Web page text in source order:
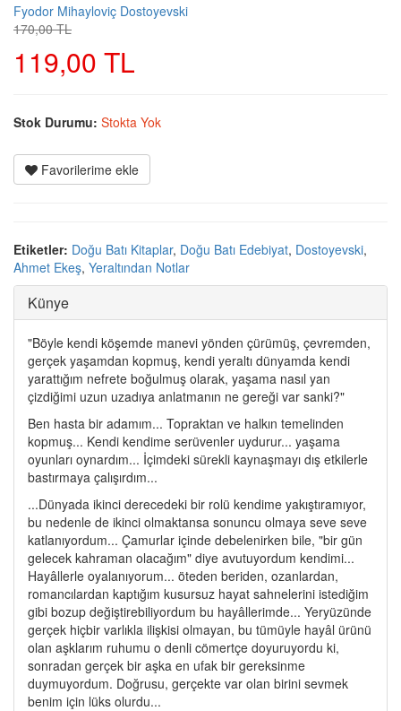
Fyodor Mihayloviç Dostoyevski
170,00 TL
119,00 TL
Stok Durumu: Stokta Yok
Favorilerime ekle
Etiketler: Doğu Batı Kitaplar, Doğu Batı Edebiyat, Dostoyevski,
Ahmet Ekeş, Yeraltından Notlar
Künye
"Böyle kendi köşemde manevi yönden çürümüş, çevremden,
gerçek yaşamdan kopmuş, kendi yeraltı dünyamda kendi
yarattığım nefrete boğulmuş olarak, yaşama nasıl yan
çizdiğimi uzun uzadıya anlatmanın ne gereği var sanki?"
Ben hasta bir adamım... Topraktan ve halkın temelinden
kopmuş... Kendi kendime serüvenler uydurur... yaşama
oyunları oynardım... İçimdeki sürekli kaynaşmayı dış etkilerle
bastırmaya çalışırdım...
...Dünyada ikinci derecedeki bir rolü kendime yakıştıramıyor,
bu nedenle de ikinci olmaktansa sonuncu olmaya seve seve
katlanıyordum... Çamurlar içinde debelenirken bile, "bir gün
gelecek kahraman olacağım" diye avutuyordum kendimi...
Hayâllerle oyalanıyorum... öteden beriden, ozanlardan,
romancılardan kaptığım kusursuz hayat sahnelerini istediğim
gibi bozup değiştirebiliyordum bu hayâllerimde... Yeryüzünde
gerçek hiçbir varlıkla ilişkisi olmayan, bu tümüyle hayâl ürünü
olan aşklarım ruhumu o denli cömertçe doyuruyordu ki,
sonradan gerçek bir aşka en ufak bir gereksinme
duymuyordum. Doğrusu, gerçekte var olan birini sevmek
benim için lüks olurdu...